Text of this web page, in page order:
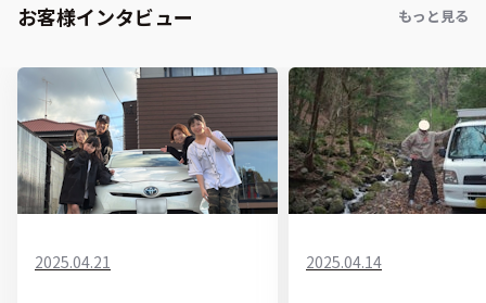
お客様インタビュー もっと見る
2025.04.21 2025.04.14